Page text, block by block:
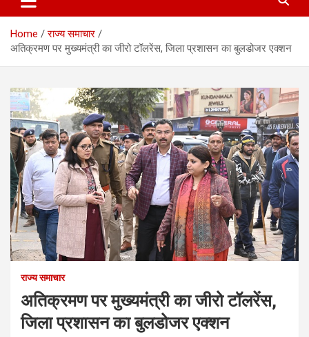
Home
राज्य समाचार
अतिक्रमण पर मुख्यमंत्री का जीरो टॉलरेंस, जिला प्रशासन का बुलडोजर एक्शन
राज्य समाचार
अतिक्रमण पर मुख्यमंत्री का जीरो टॉलरेंस,
जिला प्रशासन का बुलडोजर एक्शन